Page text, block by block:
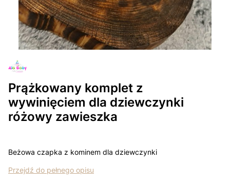
Prążkowany komplet z
wywinięciem dla dziewczynki
różowy zawieszka
Beżowa czapka z kominem dla dziewczynki
Przejdź do pełnego opisu